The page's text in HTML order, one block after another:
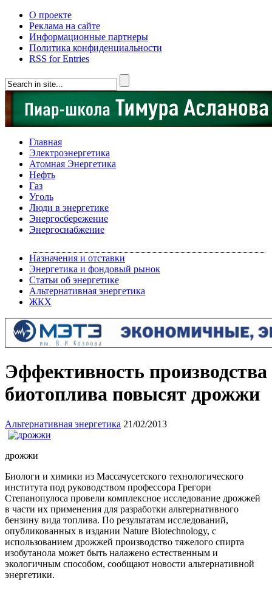
О проекте
Реклама на сайте
Информационные партнеры
Политика конфиденциальности
RSS for Entries
Главная
Электроэнергетика
Атомная Энергетика
Нефть
Газ
Уголь
Люди в энергетике
Энергосбережение
Энергоснабжение
Назначения и отставки
Энергетика и фондовый рынок
Статьи об энергетике
Альтернативная энергетика
ЖКХ
Эффективность производства
биотоплива повысят дрожжи
Альтернативная энергетика 21/02/2013
дрожжи
Биологи и химики из Массачусетского технологического
института под руководством профессора Грегори
Степанопулоса провели комплексное исследование дрожжей
в части их применения для разработки альтернативного
бензину вида топлива. По результатам исследований,
опубликованных в издании Nature Biotechnology, с
использованием дрожжей производство тяжелого спирта
изобутанола может быть налажено естественным и
экологичным способом, сообщают новости альтернативной
энергетики.